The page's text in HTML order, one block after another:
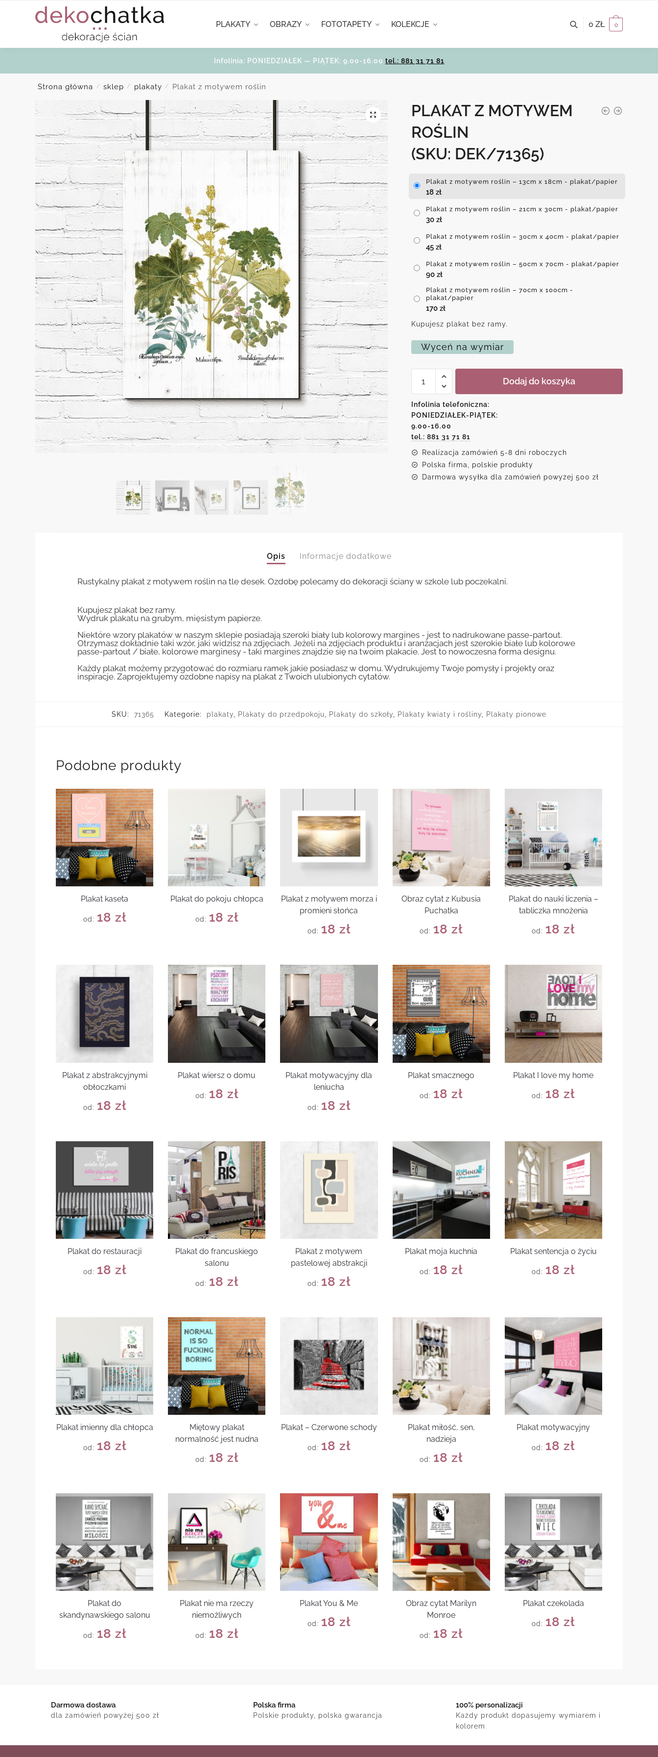
PLAKATY OBRAZY FOTOTAPETY KOLEKCJE 0 ZŁ 0
Infolinia: PONIEDZIAŁEK — PIĄTEK: 9.00-16.00 tel.: 881 31 71 81
Strona główna / sklep / plakaty / Plakat z motywem roślin
PLAKAT Z MOTYWEM
ROŚLIN
(SKU: DEK/71365)
Plakat z motywem roślin – 13cm x 18cm - plakat/papier
18 zł
Plakat z motywem roślin – 21cm x 30cm - plakat/papier
30 zł
Plakat z motywem roślin – 30cm x 40cm - plakat/papier
45 zł
Plakat z motywem roślin – 50cm x 70cm - plakat/papier
90 zł
Plakat z motywem roślin – 70cm x 100cm -
plakat/papier
170 zł
Kupujesz plakat bez ramy.
Wyceń na wymiar
Plakat
roślin
Dodaj do koszyka
Infolinia telefoniczna:
PONIEDZIAŁEK-PIĄTEK:
9.00-16.00
tel.: 881 31 71 81
Realizacja zamówień 5-8 dni roboczych
Polska firma, polskie produkty
Darmowa wysyłka dla zamówień powyżej 500 zł
Opis Informacje dodatkowe
Rustykalny plakat z motywem roślin na tle desek. Ozdobę polecamy do dekoracji ściany w szkole lub poczekalni.
Kupujesz plakat bez ramy.
Wydruk plakatu na grubym, mięsistym papierze.
Niektóre wzory plakatów w naszym sklepie posiadają szeroki biały lub kolorowy margines - jest to nadrukowane passe-partout.
Otrzymasz dokładnie taki wzór, jaki widzisz na zdjęciach. Jeżeli na zdjęciach produktu i aranżacjach jest szerokie białe lub kolorowe
passe-partout / białe, kolorowe marginesy - taki margines znajdzie się na twoim plakacie. Jest to nowoczesna forma designu.
Każdy plakat możemy przygotować do rozmiaru ramek jakie posiadasz w domu. Wydrukujemy Twoje pomysły i projekty oraz
inspiracje. Zaprojektujemy ozdobne napisy na plakat z Twoich ulubionych cytatów.
SKU: 71365 Kategorie: plakaty, Plakaty do przedpokoju, Plakaty do szkoły, Plakaty kwiaty i rośliny, Plakaty pionowe
Podobne produkty
Plakat kaseta
od: 18 zł
Plakat do pokoju chłopca
od: 18 zł
Plakat z motywem morza i
promieni słońca
od: 18 zł
Obraz cytat z Kubusia
Puchatka
od: 18zł
Plakat do nauki liczenia –
tabliczka mnożenia
od: 18zł
Plakat z abstrakcyjnymi
obłoczkami
od: 18 zł
Plakat wiersz o domu
od: 18 zł
Plakat motywacyjny dla
leniucha
od: 18 zł
Plakat smacznego
od: 18zł
Plakat I love my home
od: 18zł
Plakat do restauracji
od: 18 zł
Plakat do francuskiego
salonu
od: 18 zł
Plakat z motywem
pastelowej abstrakcji
od: 18 zł
Plakat moja kuchnia
od: 18zł
Plakat sentencja o życiu
od: 18zł
Plakat imienny dla chłopca
od: 18 zł
Miętowy plakat
normalność jest nudna
od: 18 zł
Plakat – Czerwone schody
od: 18 zł
Plakat miłość, sen,
nadzieja
od: 18zł
Plakat motywacyjny
od: 18zł
Plakat do
skandynawskiego salonu
od: 18 zł
Plakat nie ma rzeczy
niemożliwych
od: 18 zł
Plakat You & Me
od: 18 zł
Obraz cytat Marilyn
Monroe
od: 18zł
Plakat czekolada
od: 18zł
Darmowa dostawa
dla zamówień powyżej 500 zł
Polska firma
Polskie produkty, polska gwarancja
100% personalizacji
Każdy produkt dopasujemy wymiarem i
kolorem